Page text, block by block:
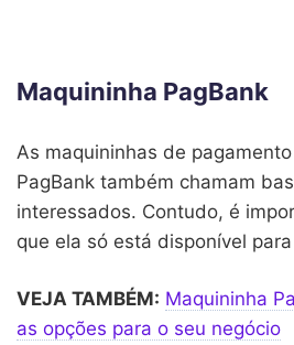
Maquininha PagBank
As maquininhas de
PagBank também chamam
interessados. Contudo, é
que ela só está disponível para
VEJA TAMBÉM: Maquininha
as opções para o seu negócio